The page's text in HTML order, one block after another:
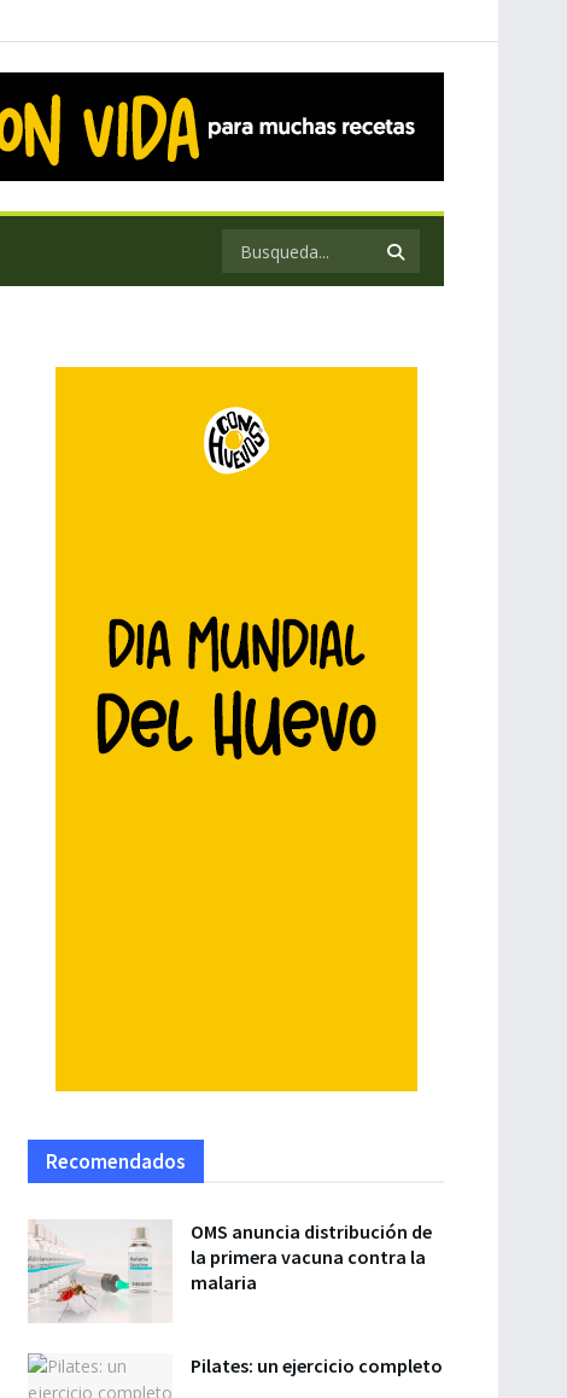
Recomendados
OMS anuncia distribución de
la primera vacuna contra la
malaria
Pilates: un ejercicio completo